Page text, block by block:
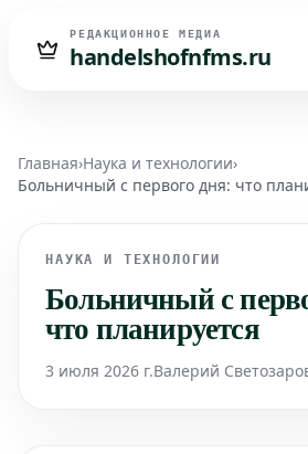
РЕДАКЦИОННОЕ МЕДИА
handelshofnfms.ru
Главная›Наука и технологии›
Больничный с первого дня: что
НАУКА И ТЕХНОЛОГИИ
Больничный с
что планируется
3 июля 2026 г.Валерий